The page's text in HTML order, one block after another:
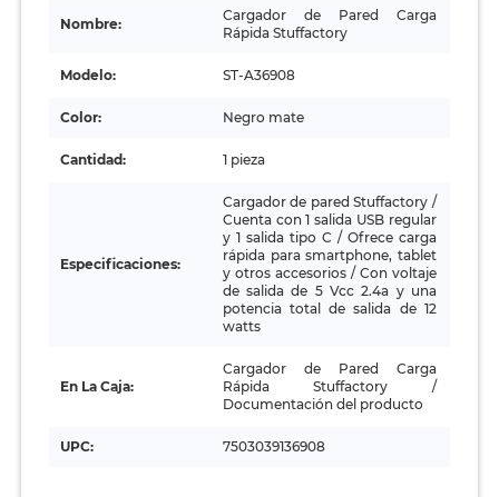
Nombre:
Cargador de Pared Carga
Rápida Stuffactory
Modelo: ST-A36908
Color: Negro mate
Cantidad: 1 pieza
Especificaciones:
Cargador de pared Stuffactory /
Cuenta con 1 salida USB regular
y 1 salida tipo C / Ofrece carga
rápida para smartphone, tablet
y otros accesorios / Con voltaje
de salida de 5 Vcc 2.4a y una
potencia total de salida de 12
watts
En La Caja:
Cargador de Pared Carga
Rápida Stuffactory /
Documentación del producto
UPC: 7503039136908